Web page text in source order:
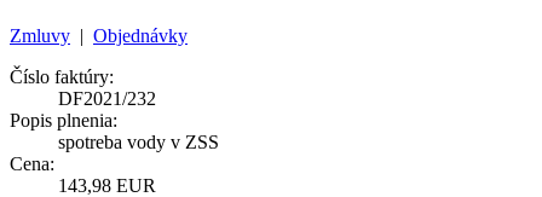
Zmluvy | Objednávky
Číslo faktúry:
DF2021/232
Popis plnenia:
spotreba vody v ZSS
Cena:
143,98 EUR